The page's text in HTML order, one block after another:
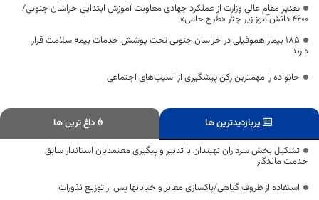
تقدیر مقام عالی وزارت از عملکرد جهادی معاونت آموزش ابتدایی خراسان جنوبی/
۴۶۰۰ دانش‌آموز زیر چتر «طرح حامی»
۱۸۵ بیمار هموفیلی در خراسان جنوبی تحت پوشش خدمات بیمه سلامت قرار
دارند
خانواده را مهمترین رکن پیشگیری از آسیب‌های اجتماعی
پربازدیدترین ها
داغ ترین ها
تشکیل بخش سرداران نهبندان با تدبیر و پیگیری معتمدیان استاندار سابق
خدمت ماندگار
استفاده از ظروف گیاهی/پاکسازی معابر و خیابانها پس از توزیع نذورات